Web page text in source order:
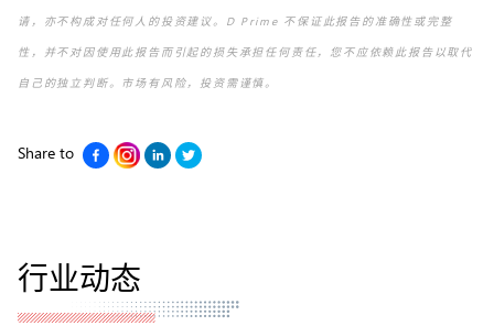
请，亦不构成对任何人的投资建议。D Prime 不保证此报告的准确性或完整
性，并不对因使用此报告而引起的损失承担任何责任，您不应依赖此报告以取代
自己的独立判断。市场有风险，投资需谨慎。
Share to
行业动态